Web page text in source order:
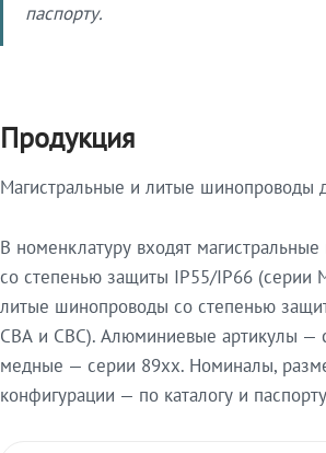
паспорту.
Продукция
Магистральные и литые шинопроводы
В номенклатуру входят
со степенью защиты IP55/IP66
литые шинопроводы со степенью
СВА и СВС). Алюминиевые артикулы —
медные — серии 89xx. Номиналы,
конфигурации — по каталогу и